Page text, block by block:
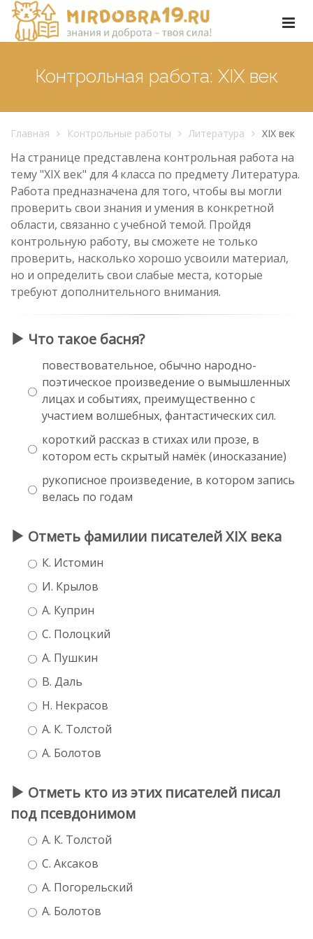
Контрольная работа: XIX век
Главная Контрольные работы Литература XIX век
На странице представлена контрольная работа на
тему "XIX век" для 4 класса по предмету Литература.
Работа предназначена для того, чтобы вы могли
проверить свои знания и умения в конкретной
области, связанно с учебной темой. Пройдя
контрольную работу, вы сможете не только
проверить, насколько хорошо усвоили материал,
но и определить свои слабые места, которые
требуют дополнительного внимания.
Что такое басня?
повествовательное, обычно народно-
поэтическое произведение о вымышленных
лицах и событиях, преимущественно с
участием волшебных, фантастических сил.
короткий рассказ в стихах или прозе, в
котором есть скрытый намёк (иносказание)
рукописное произведение, в котором запись
велась по годам
Отметь фамилии писателей XIX века
К. Истомин
И. Крылов
А. Куприн
С. Полоцкий
А. Пушкин
В. Даль
Н. Некрасов
А. К. Толстой
А. Болотов
Отметь кто из этих писателей писал
под псевдонимом
А. К. Толстой
С. Аксаков
А. Погорельский
А. Болотов